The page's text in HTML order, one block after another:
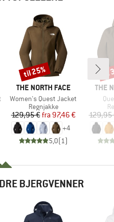
MÆRKE
THE NORTH FACE
Artikel
Women's Quest Jacket
Produktgruppe
Regnjakke
Pris
129,95 € Nedsat pris
fra 97,46 €
+4
5,0(1 )
Rabat
til 25%
THE
129,95
BJERGVENNER